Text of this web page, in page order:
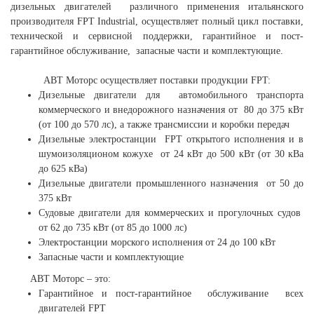
дизельных двигателей различного применения итальянского
производителя FPTIndustrial, осуществляет полный цикл поставки,
технической и сервисной поддержки, гарантийное и пост-
гарантийное обслуживание, запасные части и комплектующие.
АВТ Моторс осуществляет поставки продукции FPT:
Дизельные двигатели для автомобильного транспорта
коммерческого и внедорожного назначения от 80 до 375 кВт
(от 100 до 570 лс), а также трансмиссии и коробки передач
Дизельные электростанции FPT открытого исполнения и в
шумоизоляционом кожухе от 24 кВт до 500 кВт (от 30 кВа
до 625 кВа)
Дизельные двигатели промышленного назначения от 50 до
375 кВт
Судовые двигатели для коммерческих и прогулочных судов
от 62 до 735 кВт (от 85 до 1000 лс)
Электростанции морского исполнения от 24 до 100 кВт
Запасные части и комплектующие
АВТ Моторс – это:
Гарантийное и пост-гарантийное обслуживание всех
двигателей FPT